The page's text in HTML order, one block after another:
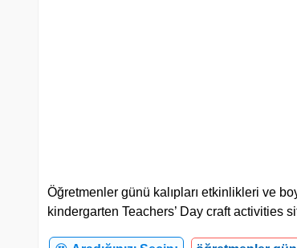
Öğretmenler günü kalıpları etkinlikleri ve
kindergarten Teachers’ Day craft activities